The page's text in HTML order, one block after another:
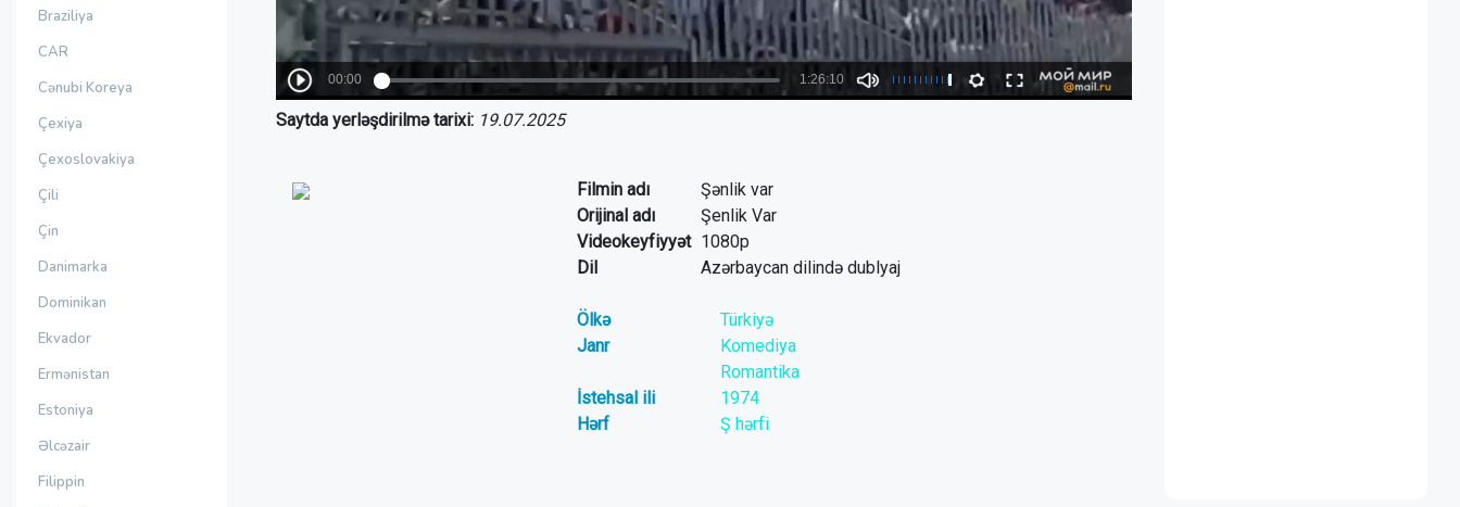
Braziliya
CAR
Cənubi Koreya
Çexiya
Çexoslovakiya
Çili
Çin
Danimarka
Dominikan
Ekvador
Ermənistan
Estoniya
Əlcəzair
Filippin
Saytda yerləşdirilmə tarixi: 19.07.2025
Filmin adı
Şənlik var
Orijinal adı
Şenlik Var
Videokeyfiyyət 1080p
Dil
Azərbaycan dilində dublyaj
Ölkə
Türkiyə
Janr
Komediya
Romantika
İstehsal ili
1974
Hərf
Ş hərfi